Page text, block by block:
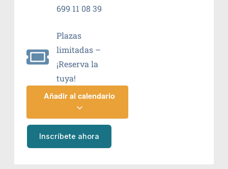
699 11 08 39
Plazas
limitadas –
¡Reserva la
tuya!
Inscríbete ahora